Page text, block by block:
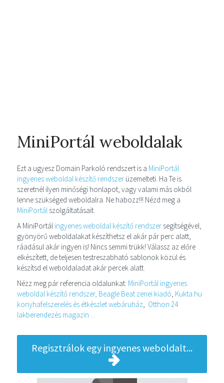
MiniPortál weboldalak
Ezt a ugyesz Domain Parkoló rendszert is a MiniPortál
ingyenes weboldal készítő rendszer üzemelteti. Ha Te is
szeretnél ilyen minőségi honlapot, vagy valami más okból
lenne szükséged weboldalra. Ne habozz!!! Nézd meg a
MiniPortál szolgáltatásait.
A MiniPortál ingyenes weboldal készítő rendszer segítségével,
gyönyörű weboldalakat készíthetsz el akár pár perc alatt,
ráadásul akár ingyen is! Nincs semmi trükk! Válassz az előre
elkészített, de teljesen testreszabható sablonok közül és
készítsd el weboldaladat akár percek alatt.
Nézz meg pár referencia oldalunkat: MiniPortál ingyenes
weboldal készítő rendszer, Beagle Beat zenei kiadó, Kukta.hu
konyhafelszerelés és étkészlet webáruház, Otthon 24
lakberendezés magazin ...
Regisztrálok egy ingyenes weboldalt...